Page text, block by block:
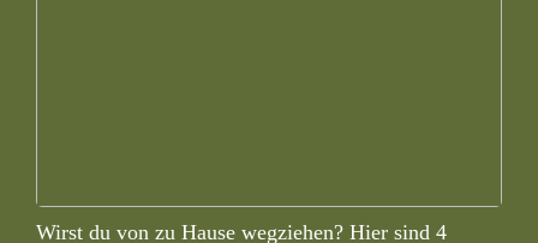
Wirst du von zu Hause wegziehen? Hier sind 4